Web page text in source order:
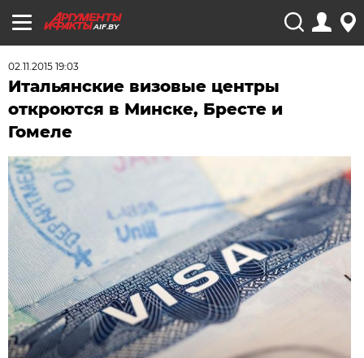
AIF.BY
02.11.2015 19:03
Итальянские визовые центры
откроются в Минске, Бресте и
Гомеле